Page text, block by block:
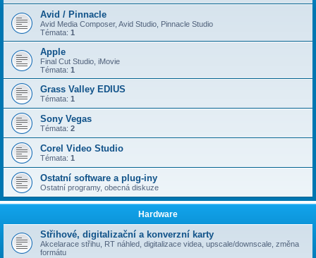
Avid / Pinnacle
Avid Media Composer, Avid Studio, Pinnacle Studio
Témata: 1
Apple
Final Cut Studio, iMovie
Témata: 1
Grass Valley EDIUS
Témata: 1
Sony Vegas
Témata: 2
Corel Video Studio
Témata: 1
Ostatní software a plug-iny
Ostatní programy, obecná diskuze
Hardware
Střihové, digitalizační a konverzní karty
Akcelarace střihu, RT náhled, digitalizace videa, upscale/downscale, změna
formátu